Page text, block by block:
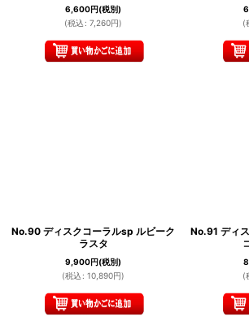
6,600円(税別)
(税込 : 7,260円)
(
No.90 ディスクコーラルsp ルビーク
ラスタ
9,900円(税別)
(税込 : 10,890円)
No.91 ディ
(